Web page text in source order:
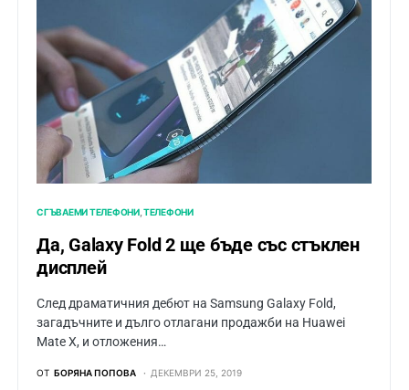
СГЪВАЕМИ ТЕЛЕФОНИ ТЕЛЕФОНИ
Да, Galaxy Fold 2 ще бъде със стъклен
дисплей
След драматичния дебют на Samsung Galaxy Fold,
загадъчните и дълго отлагани продажби на Huawei
Mate X, и отложения…
ОТ БОРЯНА ПОПОВА ДЕКЕМВРИ 25, 2019